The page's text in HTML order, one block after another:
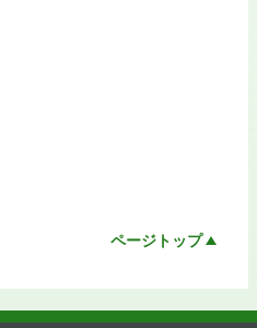
ページトップ